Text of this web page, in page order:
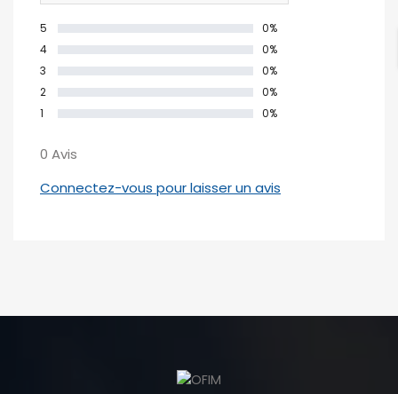
5
0%
4
0%
3
0%
2
0%
1
0%
0 Avis
Connectez-vous pour laisser un avis